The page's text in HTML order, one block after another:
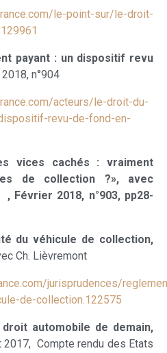
le-point-sur/le-droit-
payant : un dispositif revu
n°904
acteurs/le-droit-du-
revu-de-fond-en-
vices cachés : vraiment
de collection ?», avec
Février 2018, n°903, pp28-
du véhicule de collection,
Ch. Lièvremont
jurisprudences/
de-collection.122575
automobile de demain,
2017, Compte rendu des Etats